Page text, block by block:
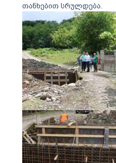
თანხებით სრულდება.